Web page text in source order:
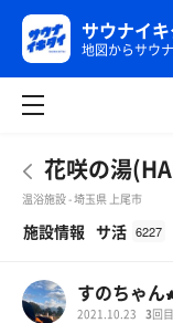
サウナイ
地図からサウ
花咲の湯
温浴施設 - 埼玉県 上尾市
施設情報 サ活 6227
すのちゃん
2021.10.23 3回